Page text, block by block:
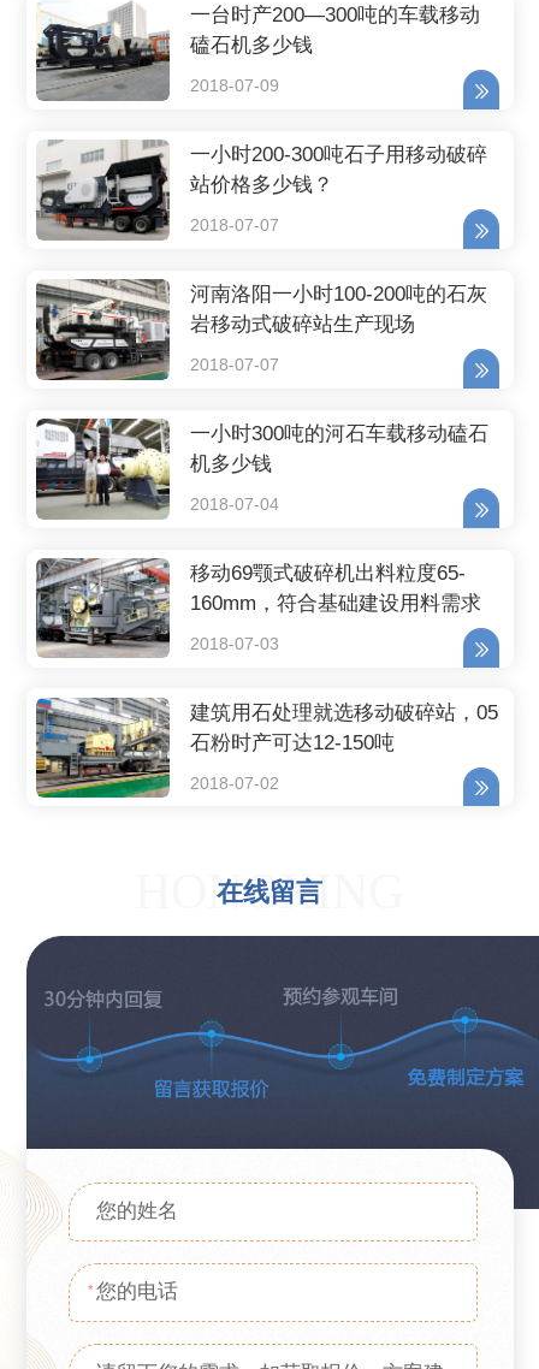
一台时产200—300吨的车载移动
磕石机多少钱
2018-07-09
一小时200-300吨石子用移动破碎
站价格多少钱？
2018-07-07
河南洛阳一小时100-200吨的石灰
岩移动式破碎站生产现场
2018-07-07
一小时300吨的河石车载移动磕石
机多少钱
2018-07-04
移动69颚式破碎机出料粒度65-
160mm，符合基础建设用料需求
2018-07-03
建筑用石处理就选移动破碎站，05
石粉时产可达12-150吨
2018-07-02
在线留言
HONGXING
*